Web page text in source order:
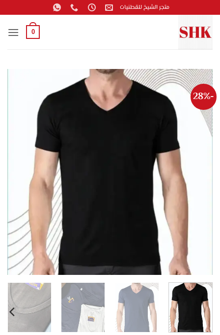
للمحتوى
متجر الشيخ للقطنيات
0
-28%